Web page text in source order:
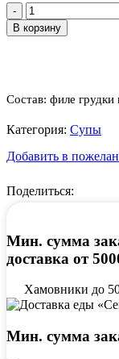
Количество
товара
Куриная
В корзину
Состав: филе
Категория: Супы
Добавить в
Поделиться:
Мин. сумма
доставка от
Хамовники до
Мин. сумма